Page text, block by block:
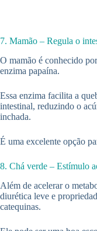
7. Mamão – Regula o
O mamão é conhecido
enzima papaína.
Essa enzima facilita a
intestinal, reduzindo o
inchada.
É uma excelente opção
8. Chá verde – Estímulo
Além de acelerar o
diurética leve e
catequinas.